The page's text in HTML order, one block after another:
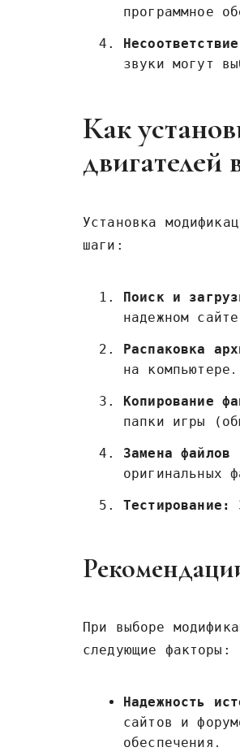
программное
звуки могут
Как
двигателей
Установка
шаги:
Поиск и
надежном
Распаковка
на компьютере․
Копирование
папки игры
Замена файлов
оригинальных
Тестирование:
При выборе
следующие факторы:
Надежность
сайтов и
обеспечения․